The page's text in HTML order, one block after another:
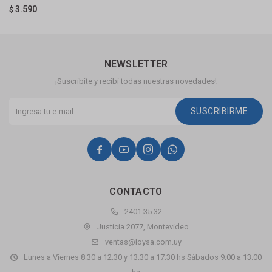
$ 3.590
CONTACTO
2401 35 32
Justicia 2077, Montevideo
ventas@loysa.com.uy
Lunes a Viernes 8:30 a 12:30 y 13:30 a 17:30 hs Sábados 9:00 a 13:00
NEWSLETTER
¡Suscribite y recibí todas nuestras novedades!
SUSCRIBIRME
   